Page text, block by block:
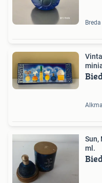
Breda
Sun,
ml.